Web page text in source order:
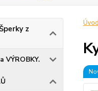
z
VÝROBKY.
Úvod